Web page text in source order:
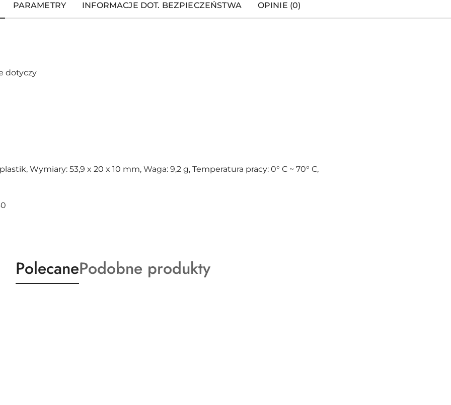
PARAMETRY INFORMACJE DOT. BEZPIECZEŃSTWA OPINIE (0)
dotyczy
Wymiary: 53,9 x 20 x 10 mm, Waga: 9,2 g, Temperatura pracy: 0° C ~ 70° C,
Produkty
o
PolecaneProdukty
o
Podobne produkty